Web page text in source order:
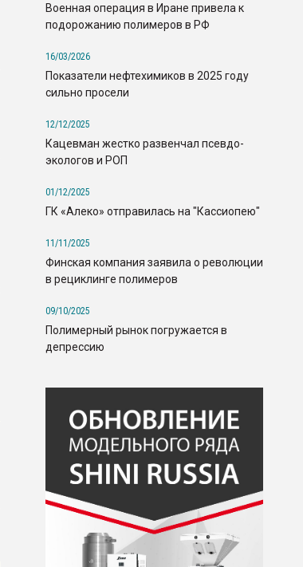
Военная операция в Иране привела к
подорожанию полимеров в РФ
16/03/2026
Показатели нефтехимиков в 2025 году
сильно просели
12/12/2025
Кацевман жестко развенчал псевдо-
экологов и РОП
01/12/2025
ГК «Алеко» отправилась на "Кассиопею"
11/11/2025
Финская компания заявила о революции
в рециклинге полимеров
09/10/2025
Полимерный рынок погружается в
депрессию